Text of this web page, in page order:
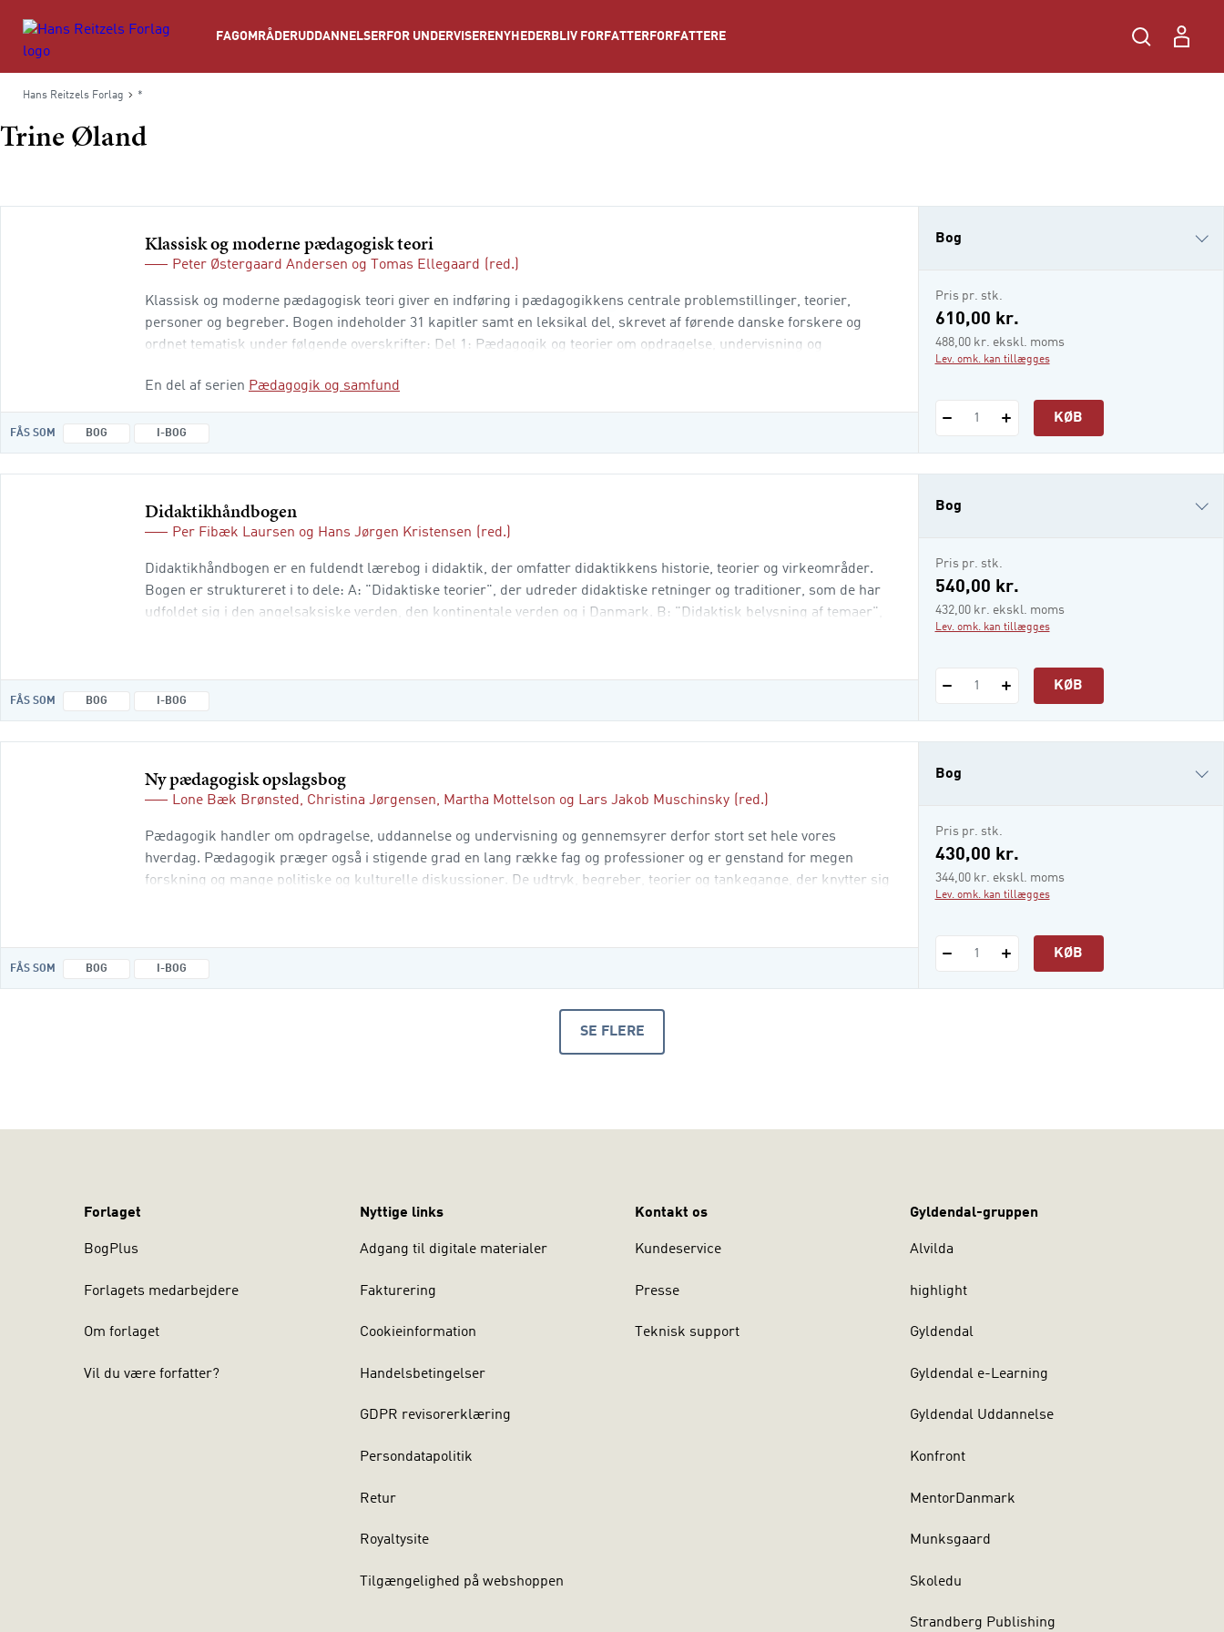
FAGOMRÅDERUDDANNELSER FOR UNDERVISERE NYHEDER BLIV FORFATTER FORFATTERE
Hans Reitzels Forlag *
Trine Øland
Klassisk og moderne pædagogisk teori
Peter Østergaard Andersen og Tomas Ellegaard (red.)
Klassisk og moderne pædagogisk teori giver en indføring i pædagogikkens centrale problemstillinger, teorier,
personer og begreber. Bogen indeholder 31 kapitler samt en leksikal del, skrevet af førende danske forskere og
ordnet tematisk under følgende overskrifter: Del 1: Pædagogik og teorier om opdragelse, undervisning og
En del af serien Pædagogik og samfund
FÅS SOM BOG I-BOG
Bog
i-bog
Pris pr. stk.
610,00 kr.
488,00 kr. ekskl. moms
Lev. omk. kan tillægges
1 KØB
Didaktikhåndbogen
Per Fibæk Laursen og Hans Jørgen Kristensen (red.)
Didaktikhåndbogen er en fuldendt lærebog i didaktik, der omfatter didaktikkens historie, teorier og virkeområder.
Bogen er struktureret i to dele: A: "Didaktiske teorier", der udreder didaktiske retninger og traditioner, som de har
udfoldet sig i den angelsaksiske verden, den kontinentale verden og i Danmark. B: "Didaktisk belysning af temaer",
FÅS SOM BOG I-BOG
Bog
i-bog
Pris pr. stk.
540,00 kr.
432,00 kr. ekskl. moms
Lev. omk. kan tillægges
1 KØB
Ny pædagogisk opslagsbog
Lone Bæk Brønsted, Christina Jørgensen, Martha Mottelson og Lars Jakob Muschinsky (red.)
Pædagogik handler om opdragelse, uddannelse og undervisning og gennemsyrer derfor stort set hele vores
hverdag. Pædagogik præger også i stigende grad en lang række fag og professioner og er genstand for megen
forskning og mange politiske og kulturelle diskussioner. De udtryk, begreber, teorier og tankegange, der knytter sig
FÅS SOM BOG I-BOG
Bog
i-bog
Pris pr. stk.
430,00 kr.
344,00 kr. ekskl. moms
Lev. omk. kan tillægges
1 KØB
SE FLERE
Forlaget
BogPlus
Forlagets medarbejdere
Om forlaget
Vil du være forfatter?
Nyttige links
Adgang til digitale materialer
Fakturering
Cookieinformation
Handelsbetingelser
GDPR revisorerklæring
Persondatapolitik
Retur
Royaltysite
Tilgængelighed på webshoppen
Kontakt os
Kundeservice
Presse
Teknisk support
Gyldendal-gruppen
Alvilda
highlight
Gyldendal
Gyldendal e-Learning
Gyldendal Uddannelse
Konfront
MentorDanmark
Munksgaard
Skoledu
Strandberg Publishing